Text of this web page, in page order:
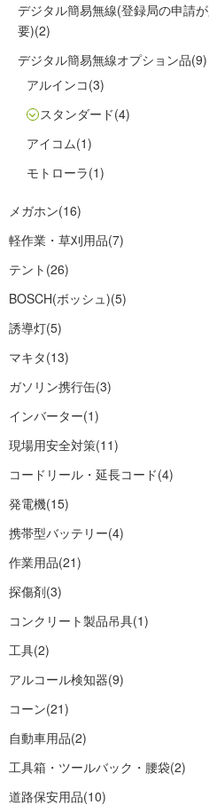
デジタル簡易無線(登録局の申請
要)(2)
デジタル簡易無線オプション品(9)
アルインコ(3)
スタンダード(4)
アイコム(1)
モトローラ(1)
メガホン(16)
軽作業・草刈用品(7)
テント (26)
BOSCH(ボッシュ)(5)
誘導灯(5)
マキタ(13)
ガソリン携行缶(3)
インバーター(1)
現場用安全対策(11)
コードリール・延長コード(4)
発電機(15)
携帯型バッテリー(4)
作業用品(21)
探傷剤(3)
コンクリート製品吊具(1)
工具(2)
アルコール検知器(9)
コーン(21)
自動車用品(2)
工具箱・ツールバック・腰袋(2)
道路保安用品(10)